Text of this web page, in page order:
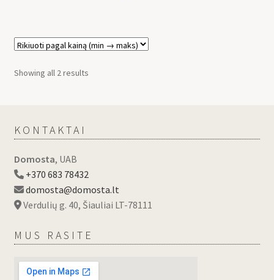
Showing all 2 results
KONTAKTAI
Domosta, UAB
+370 683 78432
domosta@domosta.lt
Verdulių g. 40, Šiauliai LT-78111
MUS RASITE